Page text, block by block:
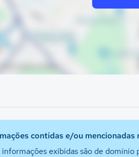
contidas e/ou
informações exibidas são de